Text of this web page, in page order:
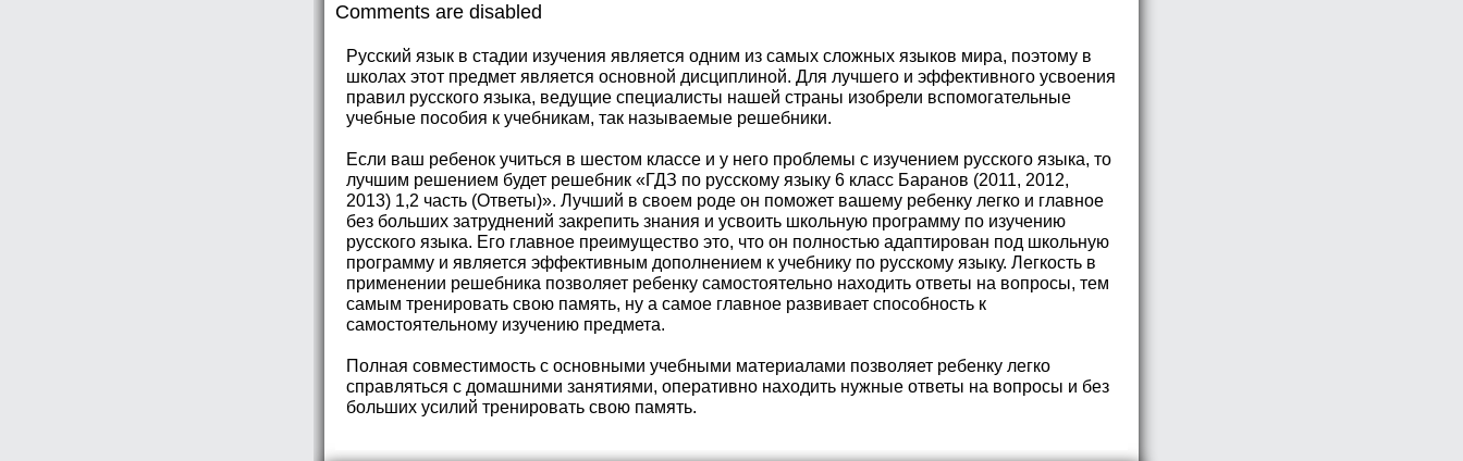
Comments are disabled
Русский язык в стадии изучения является одним из самых сложных языков мира, поэтому в
школах этот предмет является основной дисциплиной. Для лучшего и эффективного усвоения
правил русского языка, ведущие специалисты нашей страны изобрели вспомогательные
учебные пособия к учебникам, так называемые решебники.
Если ваш ребенок учиться в шестом классе и у него проблемы с изучением русского языка, то
лучшим решением будет решебник «ГДЗ по русскому языку 6 класс Баранов (2011, 2012,
2013) 1,2 часть (Ответы)». Лучший в своем роде он поможет вашему ребенку легко и главное
без больших затруднений закрепить знания и усвоить школьную программу по изучению
русского языка. Его главное преимущество это, что он полностью адаптирован под школьную
программу и является эффективным дополнением к учебнику по русскому языку. Легкость в
применении решебника позволяет ребенку самостоятельно находить ответы на вопросы, тем
самым тренировать свою память, ну а самое главное развивает способность к
самостоятельному изучению предмета.
Полная совместимость с основными учебными материалами позволяет ребенку легко
справляться с домашними занятиями, оперативно находить нужные ответы на вопросы и без
больших усилий тренировать свою память.